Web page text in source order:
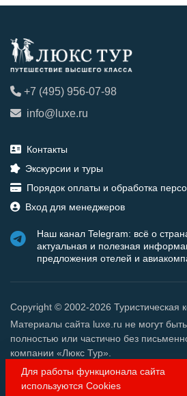
+7 (495) 956-07-98
info@luxe.ru
Контакты
Экскурсии и туры
Порядок оплаты и обработка
Вход для менеджеров
Наш канал Telegram: всё о
актуальная и полезная
предложения отелей и
Copyright © 2002-2026 Туристическая
Материалы сайта luxe.ru не могут
полностью или частично без
компании «Люкс Тур».
Для работы функционала сайта
используются Cookies